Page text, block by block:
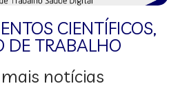
CIENTÍFICOS,
DE TRABALHO
notícias